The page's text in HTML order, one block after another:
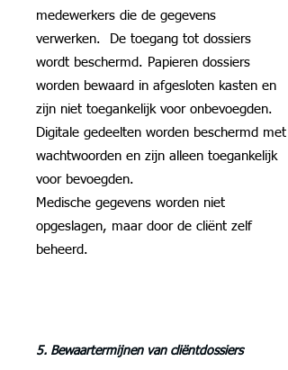
medewerkers die de gegevens
verwerken. De toegang tot dossiers
wordt beschermd. Papieren dossiers
worden bewaard in afgesloten kasten en
zijn niet toegankelijk voor onbevoegden.
Digitale gedeelten worden beschermd met
wachtwoorden en zijn alleen toegankelijk
voor bevoegden.
Medische gegevens worden niet
opgeslagen, maar door de cliënt zelf
beheerd.
5. Bewaartermijnen van cliëntdossiers